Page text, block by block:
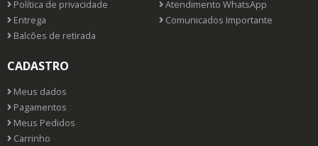
Política de privacidade
Atendimento WhatsApp
Entrega
Comunicados Importante
Balcões de retirada
CADASTRO
Meus dados
Pagamentos
Meus Pedidos
Carrinho